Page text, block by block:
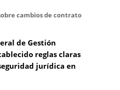
cambios de contrato
de Gestión
reglas claras
jurídica en